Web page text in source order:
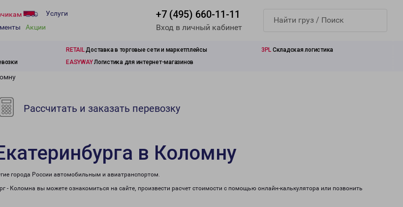
Услуги
Акции
+7 (495) 660-11-11
Вход в личный кабинет
RETAILДоставка в торговые сети и маркетплейсы 3PL Складская логистика
EASYWAYЛогистика для интернет-магазинов
Рассчитать и заказать перевозку
в Коломну
города России автомобильным и авиатранспортом.
- Коломна вы можете ознакомиться на сайте, произвести расчет стоимости с помощью онлайн-калькулятора или позвонить